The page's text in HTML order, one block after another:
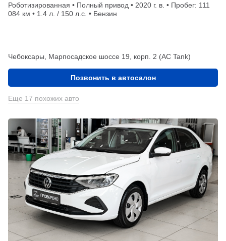
Роботизированная • Полный привод • 2020 г. в. • Пробег: 111
084 км • 1.4 л. / 150 л.с. • Бензин
Чебоксары, Марпосадское шоссе 19, корп. 2 (АС Tank)
Позвонить в автосалон
Еще 17 похожих авто